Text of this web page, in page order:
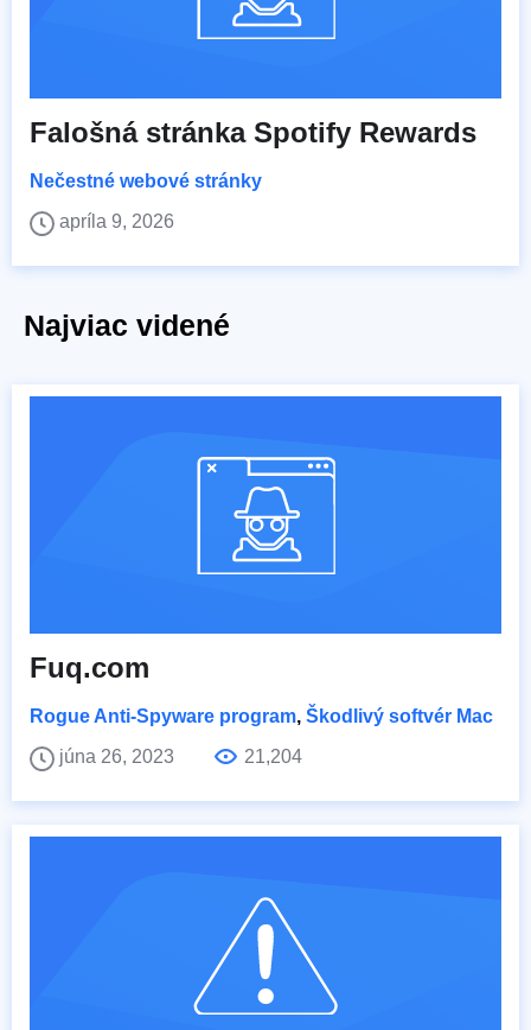
Falošná stránka Spotify Rewards
Nečestné webové stránky
apríla 9, 2026
Najviac videné
Fuq.com
Rogue Anti-Spyware program, Škodlivý softvér Mac
júna 26, 2023
21,204